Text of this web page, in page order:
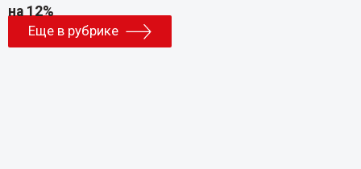
Еще в рубрике